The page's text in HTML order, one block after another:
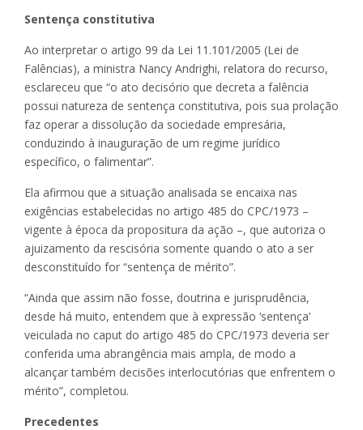
Sentença constitutiva
Ao interpretar o artigo 99 da Lei 11.101/2005 (Lei de
Falências), a ministra Nancy Andrighi, relatora do recurso,
esclareceu que “o ato decisório que decreta a falência
possui natureza de sentença constitutiva, pois sua prolação
faz operar a dissolução da sociedade empresária,
conduzindo à inauguração de um regime jurídico
específico, o falimentar”.
Ela afirmou que a situação analisada se encaixa nas
exigências estabelecidas no artigo 485 do CPC/1973 –
vigente à época da propositura da ação –, que autoriza o
ajuizamento da rescisória somente quando o ato a ser
desconstituído for “sentença de mérito”.
“Ainda que assim não fosse, doutrina e jurisprudência,
desde há muito, entendem que à expressão ‘sentença’
veiculada no caput do artigo 485 do CPC/1973 deveria ser
conferida uma abrangência mais ampla, de modo a
alcançar também decisões interlocutórias que enfrentem o
mérito”, completou.
Precedentes